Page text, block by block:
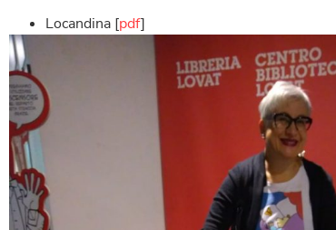
Locandina [pdf]